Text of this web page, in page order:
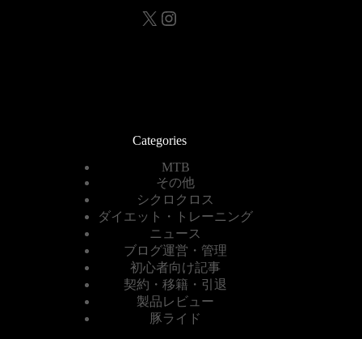
X Instagram
Categories
MTB
その他
シクロクロス
ダイエット・トレーニング
ニュース
ブログ運営・管理
初心者向け記事
契約・移籍・引退
製品レビュー
豚ライド